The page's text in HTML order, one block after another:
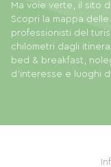
Ma voie verte, il sito
Scopri la mappa
professionisti del
chilometri dagli
bed & breakfast,
d'interesse e luoghi